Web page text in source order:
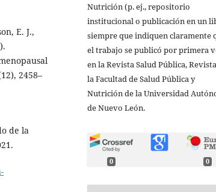
E. J.,
2458–
de la
Nutrición (p. ej., repositorio
institucional o publicación en un
siempre que indiquen claramente
el trabajo se publicó por primera
en la Revista Salud Pública,
la Facultad de Salud Pública y
Nutrición de la Universidad
de Nuevo León.
0 0